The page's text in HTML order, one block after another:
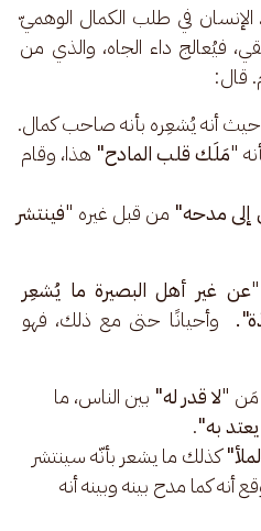
الإنسان في طلب الكمال الوهميّ
فيُعالج داء الجاه، والذي من
قال:
أنه يُشعِره بأنه صاحب كمال.
"مَلَك قلب المادح" هذا، وقام
إلى مدحه" من قبل غيره "فينتشر
عن غير أهل البصيرة ما يُشعِر
وأحيانًا حتى مع ذلك، فهو
مَن "لا قدر له" بين الناس، ما
يعتد به".
كذلك ما يشعر بأنّه سينتشر
أنه كما مدح بينه وبينه أنه